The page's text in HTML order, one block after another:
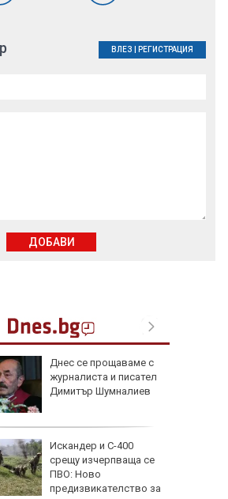
Днес се прощаваме с
журналиста и писател
Димитър Шумналиев
Искандер и С-400
срещу изчерпваща се
ПВО: Ново
предизвикателство за
ВЛЕЗ РЕГИСТРАЦИЯ
ДОБАВИ